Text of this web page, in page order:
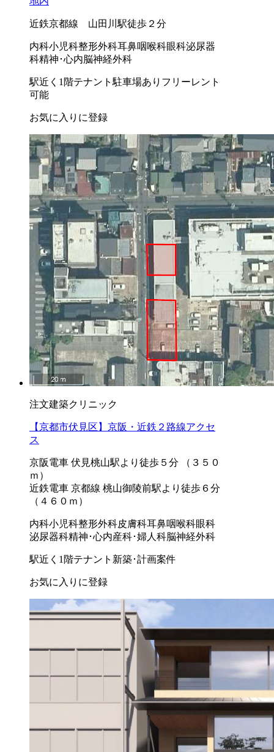
近鉄京都線 山田川駅徒歩２分
内科小児科整形外科耳鼻咽喉科眼科泌尿器
科精神･心内 脳神経外科
駅近く 1階テナント 駐車場あり フリーレント
可能
お気に入りに登録
注文建築クリニック
【京都市伏見区】京阪・近鉄２路線アクセ
ス
京阪電車 伏見桃山駅より徒歩５分 （３５０
ｍ）
近鉄電車 京都線 桃山御陵前駅より徒歩６分
（４６０ｍ）
内科小児科整形外科皮膚科耳鼻咽喉科眼科
泌尿器科精神･心内産科･婦人科脳神経外科
駅近く 1階テナント 新築･計画案件
お気に入りに登録